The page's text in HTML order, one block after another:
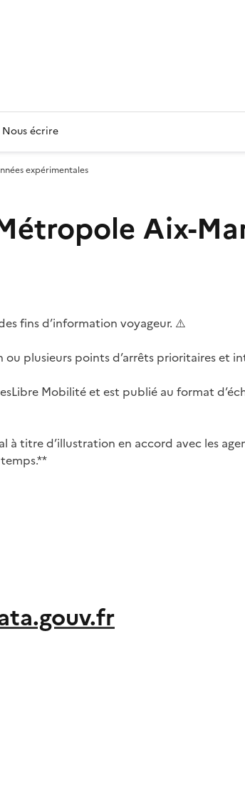
Nous écrire
expérimentales
Aix-
fins d’information voyageur. ⚠️
plusieurs points d’arrêts prioritaires et
Mobilité et est publié au format
titre d’illustration en accord avec les